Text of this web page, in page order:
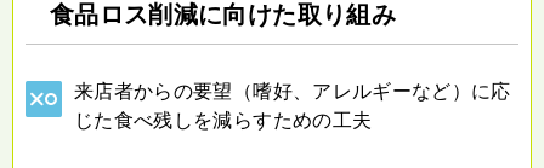
食品ロス削減に向けた取り組み
来店者からの要望（嗜好、アレルギーなど）に応
じた食べ残しを減らすための工夫